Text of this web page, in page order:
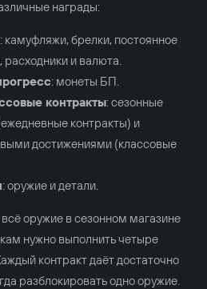
награды:
: камуфляжи, брелки, постоянное
и валюта.
: монеты БП.
контракты: сезонные
контракты) и
достижениями (классовые
: оружие и детали.
оружие в сезонном магазине
нужно выполнить четыре
контракт даёт достаточно
разблокировать одно оружие.